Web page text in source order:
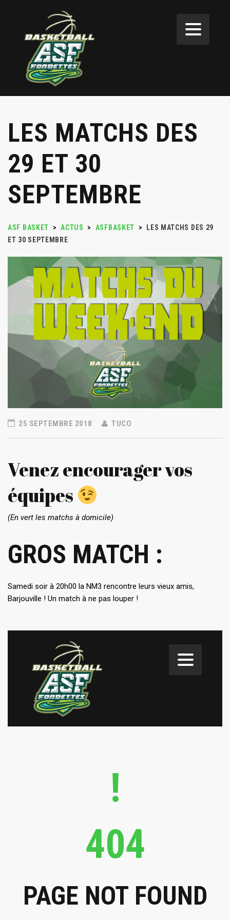
LES MATCHS DES
29 ET 30
SEPTEMBRE
ASF BASKET > ACTUS > ASFBASKET >
LES MATCHS DES 29
ET 30 SEPTEMBRE
25 SEPTEMBRE 2018 TUCO
Venez encourager vos
équipes
(En vert les matchs à domicile)
GROS MATCH :
Samedi soir à 20h00 la NM3 rencontre leurs vieux amis,
Barjouville ! Un match à ne pas louper !